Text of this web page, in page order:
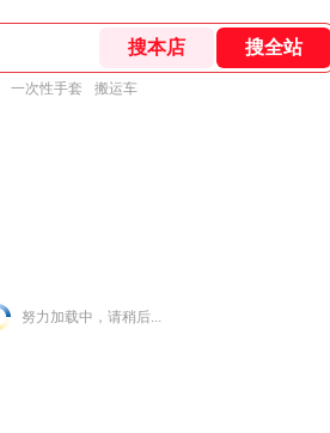
一次性手套 搬运车
努力加载中，请稍后...